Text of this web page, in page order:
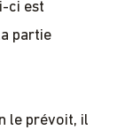
ci est
partie
le prévoit, il